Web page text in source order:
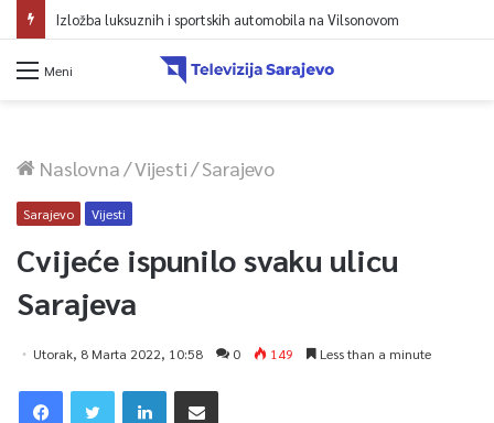
Izložba luksuznih i sportskih automobila na Vilsonovom
Meni
Naslovna/Vijesti/Sarajevo
Sarajevo Vijesti
Cvijeće ispunilo svaku ulicu
Sarajeva
Utorak, 8 Marta 2022, 10:58 0 149 Less than a minute